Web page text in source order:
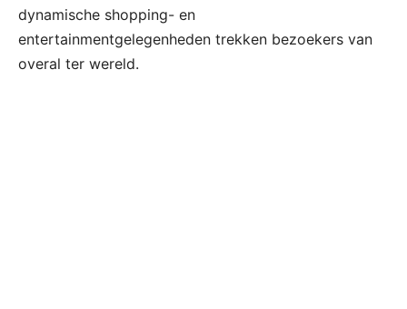
dynamische shopping- en
entertainmentgelegenheden trekken bezoekers van
overal ter wereld.